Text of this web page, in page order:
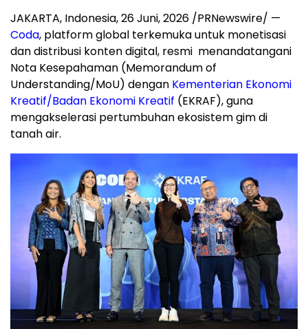
JAKARTA, Indonesia,26 Juni, 2026 /PRNewswire/ —
Coda, platform global terkemuka untuk monetisasi
dan distribusi konten digital, resmi menandatangani
Nota Kesepahaman (Memorandum of
Understanding/MoU) dengan Kementerian Ekonomi
Kreatif/Badan Ekonomi Kreatif (EKRAF), guna
mengakselerasi pertumbuhan ekosistem gim di
tanah air.